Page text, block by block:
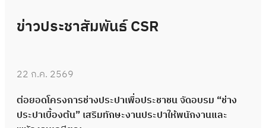
ข่าวประชาสัมพันธ์ CSR
22 ก.ค. 2569
ต่อยอดโครงการช่างประปาเพื่อประชาชน จัดอบรม “ช่าง
ประปาเบื้องต้น” เสริมทักษะงานประปาให้พนักงานและ